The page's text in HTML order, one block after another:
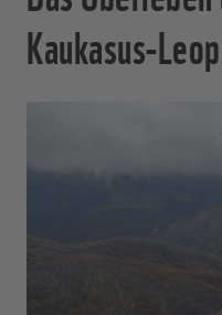
Kaukasus-